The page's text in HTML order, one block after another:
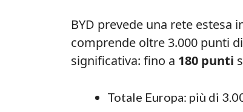
BYD prevede una rete estesa
comprende oltre 3.000 punti
significativa: fino a 180 punti
Totale Europa: più di